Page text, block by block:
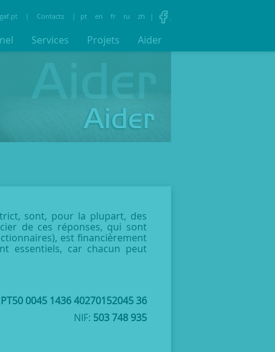
| Contacts | pt en fr ru zh |
Services Projets Aider
sont, pour la plupart, des
de ces réponses, qui sont
est financièrement
essentiels, car chacun peut
PT50 0045 1436 40270152045 36
NIF: 503 748 935